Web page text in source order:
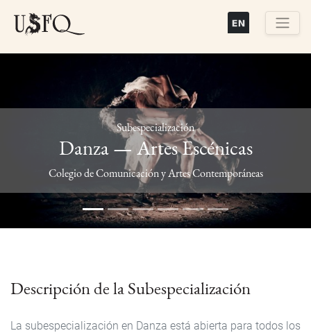
Previous
Subespecialización
Danza — Artes Escénicas
Colegio de Comunicación y Artes Contemporáneas
Descripción de la Subespecialización
La subespecialización en Danza está abierta para todos los